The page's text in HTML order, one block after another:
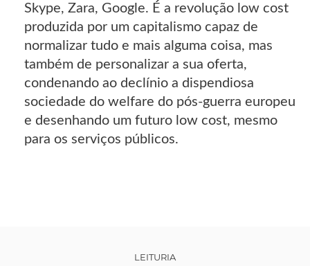
Skype, Zara, Google. É a revolução low cost
produzida por um capitalismo capaz de
normalizar tudo e mais alguma coisa, mas
também de personalizar a sua oferta,
condenando ao declínio a dispendiosa
sociedade do welfare do pós-guerra europeu
e desenhando um futuro low cost, mesmo
para os serviços públicos.
LEITURIA